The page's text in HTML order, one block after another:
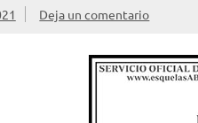
Deja un comentario